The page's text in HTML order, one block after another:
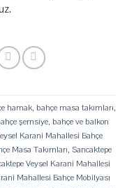
hamak, bahçe masa takımları,
şemsiye, bahçe ve balkon
Karani Mahallesi Bahçe
Masa Takımları, Sancaktepe
Veysel Karani Mahallesi
Mahallesi Bahçe Mobilyası